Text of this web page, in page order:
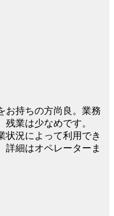
お持ちの方尚良。業務
業は少なめです。
状況によって利用でき
詳細はオペレーターま